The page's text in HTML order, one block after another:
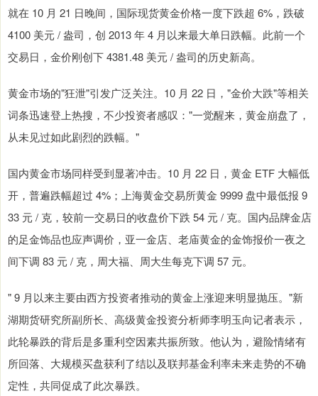
就在 10 月 21 日晚间，国际现货黄金价格一度下跌超 6%，跌破
4100 美元 / 盎司，创 2013 年 4 月以来最大单日跌幅。此前一个
交易日，金价刚创下 4381.48 美元 / 盎司的历史新高。
黄金市场的"狂泄"引发广泛关注。10 月 22 日，"金价大跌"等相关
词条迅速登上热搜，不少投资者感叹："一觉醒来，黄金崩盘了，
从未见过如此剧烈的跌幅。"
国内黄金市场同样受到显著冲击。10 月 22 日，黄金 ETF 大幅低
开，普遍跌幅超过 4%；上海黄金交易所黄金 9999 盘中最低报 9
33 元 / 克，较前一交易日的收盘价下跌 54 元 / 克。国内品牌金店
的足金饰品也应声调价，亚一金店、老庙黄金的金饰报价一夜之
间下调 83 元 / 克，周大福、周大生每克下调 57 元。
" 9 月以来主要由西方投资者推动的黄金上涨迎来明显抛压。"新
湖期货研究所副所长、高级黄金投资分析师李明玉向记者表示，
此轮暴跌的背后是多重利空因素共振所致。他认为，避险情绪有
所回落、大规模买盘获利了结以及联邦基金利率未来走势的不确
定性，共同促成了此次暴跌。